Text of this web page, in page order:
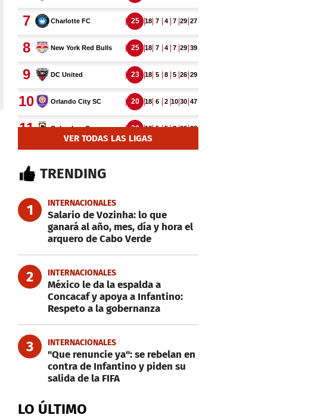
VER TODAS LAS LIGAS
TRENDING
1 INTERNACIONALES
Salario de Vozinha: lo que
ganará al año, mes, día y hora el
arquero de Cabo Verde
2 INTERNACIONALES
México le da la espalda a
Concacaf y apoya a Infantino:
Respeto a la gobernanza
3 INTERNACIONALES
"Que renuncie ya": se rebelan en
contra de Infantino y piden su
salida de la FIFA
LO ÚLTIMO